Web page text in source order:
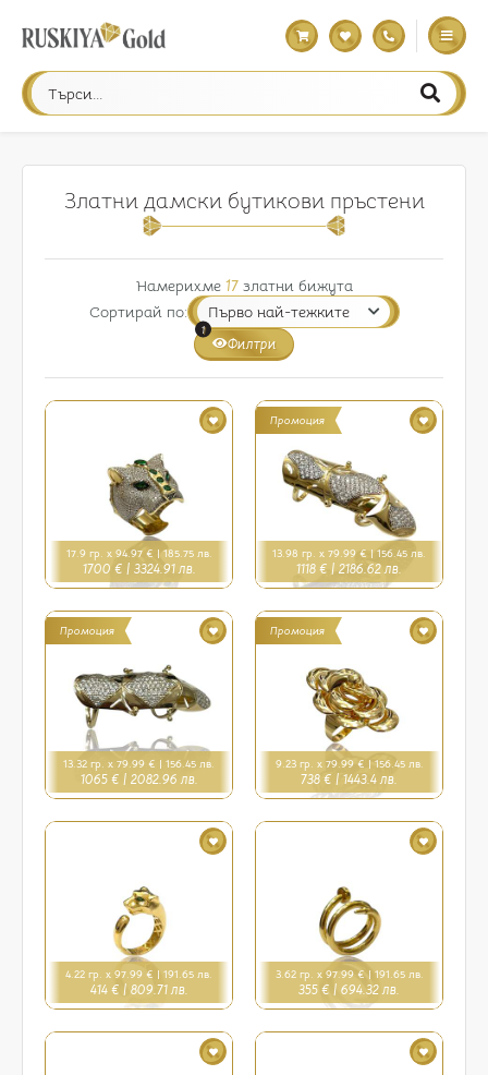
Златни дамски бутикови пръстени
Намерихме 17златни бижута
Сортирай по:
Филтри
1
17.9 гр. x 94.97 € | 185.75 лв.
1700 € | 3324.91 лв.
Промоция
13.98 гр. x 79.99 € | 156.45 лв.
1118 € | 2186.62 лв.
Промоция
13.32 гр. x 79.99 € | 156.45 лв.
1065 € | 2082.96 лв.
Промоция
9.23 гр. x 79.99 € | 156.45 лв.
738 € | 1443.4 лв.
4.22 гр. x 97.99 € | 191.65 лв.
414 € | 809.71 лв.
3.62 гр. x 97.99 € | 191.65 лв.
355 € | 694.32 лв.